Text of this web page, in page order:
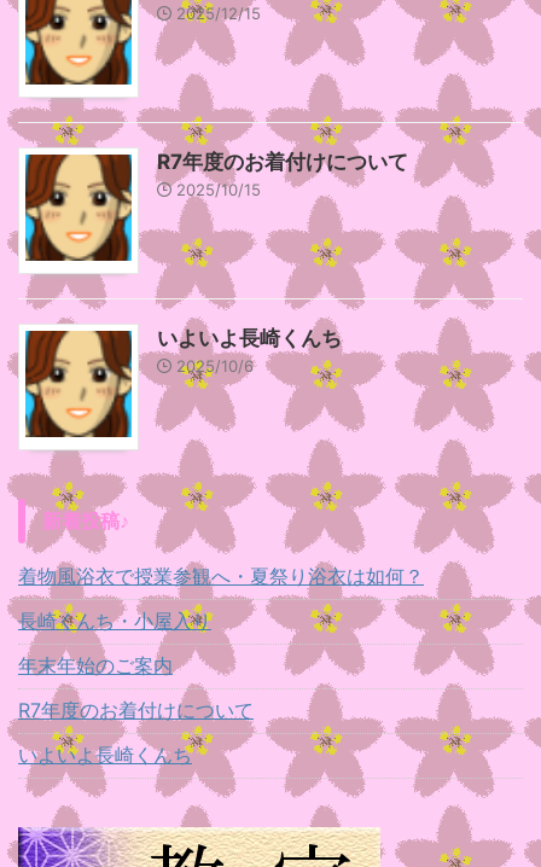
2025/12/15
R7年度のお着付けについて
2025/10/15
いよいよ長崎くんち
2025/10/6
新着投稿♪
着物風浴衣で授業参観へ・夏祭り浴衣は如何？
長崎くんち・小屋入り
年末年始のご案内
R7年度のお着付けについて
いよいよ長崎くんち